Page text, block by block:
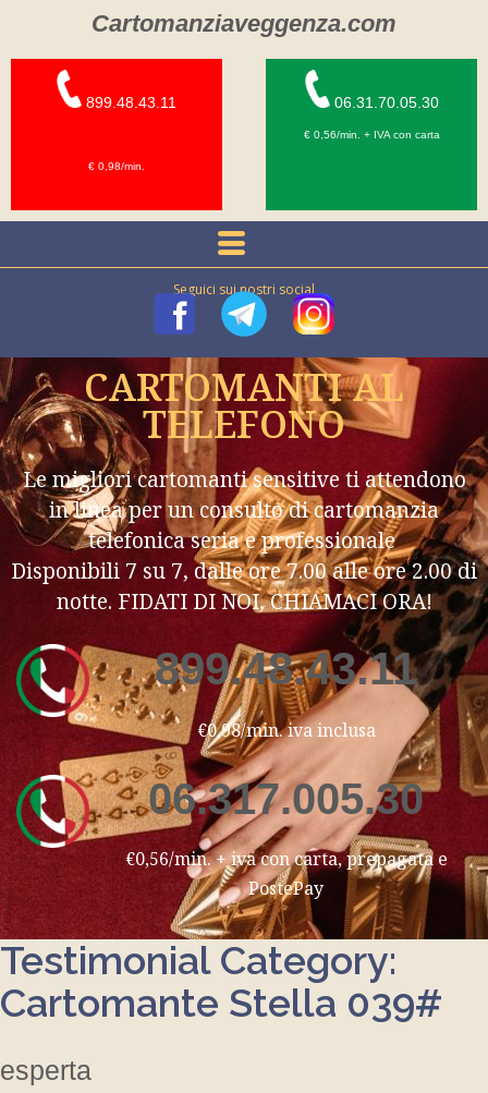
Cartomanziaveggenza.com
899.48.43.11
€ 0,98/min.
06.31.70.05.30
€ 0,56/min. + IVA con carta
Seguici sui nostri social
CARTOMANTI AL
TELEFONO
Le migliori cartomanti sensitive ti attendono
in linea per un consulto di cartomanzia
telefonica seria e professionale
Disponibili 7 su 7, dalle ore 7.00 alle ore 2.00 di
notte. FIDATI DI NOI, CHIAMACI ORA!
899.48.43.11
€0,98/min. iva inclusa
06.317.005.30
€0,56/min. + iva con carta, prepagata e
PostePay
Testimonial Category:
Cartomante Stella 039#
esperta